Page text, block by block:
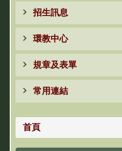
招生訊息
環教中心
規章及表單
常用連結
首頁